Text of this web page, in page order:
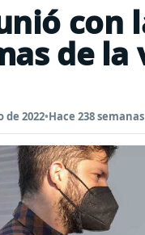
con
de
de 2022•Hace 238 semanas